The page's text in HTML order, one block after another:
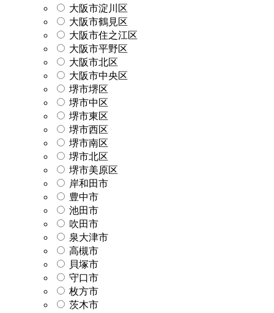
大阪市淀川区
大阪市鶴見区
大阪市住之江区
大阪市平野区
大阪市北区
大阪市中央区
堺市堺区
堺市中区
堺市東区
堺市西区
堺市南区
堺市北区
堺市美原区
岸和田市
豊中市
池田市
吹田市
泉大津市
高槻市
貝塚市
守口市
枚方市
茨木市